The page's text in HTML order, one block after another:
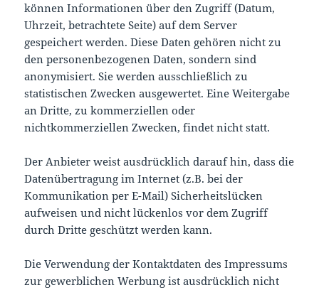
können Informationen über den Zugriff (Datum,
Uhrzeit, betrachtete Seite) auf dem Server
gespeichert werden. Diese Daten gehören nicht zu
den personenbezogenen Daten, sondern sind
anonymisiert. Sie werden ausschließlich zu
statistischen Zwecken ausgewertet. Eine Weitergabe
an Dritte, zu kommerziellen oder
nichtkommerziellen Zwecken, findet nicht statt.
Der Anbieter weist ausdrücklich darauf hin, dass die
Datenübertragung im Internet (z.B. bei der
Kommunikation per E-Mail) Sicherheitslücken
aufweisen und nicht lückenlos vor dem Zugriff
durch Dritte geschützt werden kann.
Die Verwendung der Kontaktdaten des Impressums
zur gewerblichen Werbung ist ausdrücklich nicht